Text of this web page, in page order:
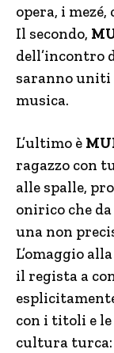
opera, i
Il secondo,
dell’incontro
saranno uniti
musica.
L’ultimo è
ragazzo con
alle spalle,
onirico che
una non
L’omaggio
il regista a
con i titoli e
cultura turca: